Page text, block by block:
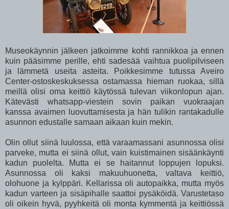
Museokäynnin jälkeen jatkoimme kohti rannikkoa ja ennen
kuin pääsimme perille, ehti sadesää vaihtua puolipilviseen
ja lämmetä useita asteita. Poikkesimme tutussa Aveiro
Center-ostoskeskuksessa ostamassa hieman ruokaa, sillä
meillä olisi oma keittiö käytössä tulevan viikonlopun ajan.
Kätevästi whatsapp-viestein sovin paikan vuokraajan
kanssa avaimen luovuttamisesta ja hän tulikin rantakadulle
asunnon edustalle samaan aikaan kuin mekin.
Olin ollut siinä luulossa, että varaamassani asunnossa olisi
parveke, mutta ei siinä ollut, vain kuistimainen sisäänkäynti
kadun puolelta. Mutta ei se haitannut loppujen lopuksi.
Asunnossa oli kaksi makuuhuonetta, valtava keittiö,
olohuone ja kylppäri. Kellarissa oli autopaikka, mutta myös
kadun varteen ja sisäpihalle saattoi pysäköidä. Varustetaso
oli oikein hyvä, pyyhkeitä oli monta kymmentä ja keittiössä